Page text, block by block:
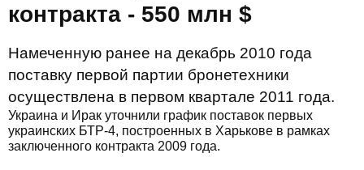
контракта - 550 млн $
Намеченную ранее на декабрь 2010 года
поставку первой партии бронетехники
осуществлена в первом квартале 2011 года.
Украина и Ирак уточнили график поставок первых
украинских БТР-4, построенных в Харькове в рамках
заключенного контракта 2009 года.